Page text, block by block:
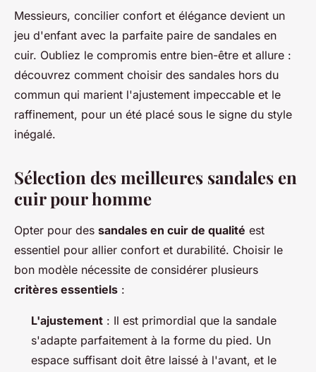
Messieurs, concilier confort et élégance devient un
jeu d'enfant avec la parfaite paire de sandales en
cuir. Oubliez le compromis entre bien-être et allure :
découvrez comment choisir des sandales hors du
commun qui marient l'ajustement impeccable et le
raffinement, pour un été placé sous le signe du style
inégalé.
Sélection des meilleures sandales en
cuir pour homme
Opter pour des sandales en cuir de qualité est
essentiel pour allier confort et durabilité. Choisir le
bon modèle nécessite de considérer plusieurs
critères essentiels :
L'ajustement : Il est primordial que la sandale
s'adapte parfaitement à la forme du pied. Un
espace suffisant doit être laissé à l'avant, et le